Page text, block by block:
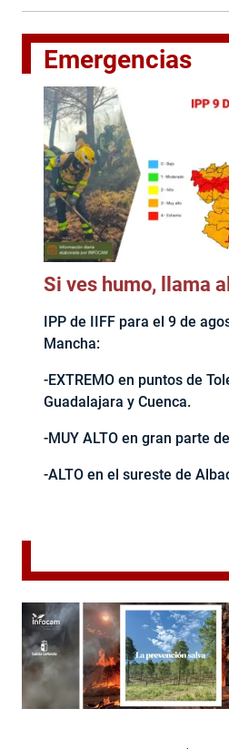
Emergencias
Si ves humo, llama
IPP de IIFF para el 9 de
Mancha:
-EXTREMO en puntos de
Guadalajara y Cuenca.
-MUY ALTO en gran parte
-ALTO en el sureste de